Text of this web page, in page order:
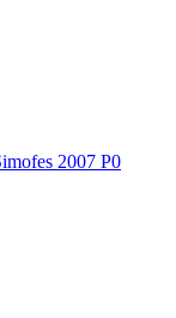
2007 P0